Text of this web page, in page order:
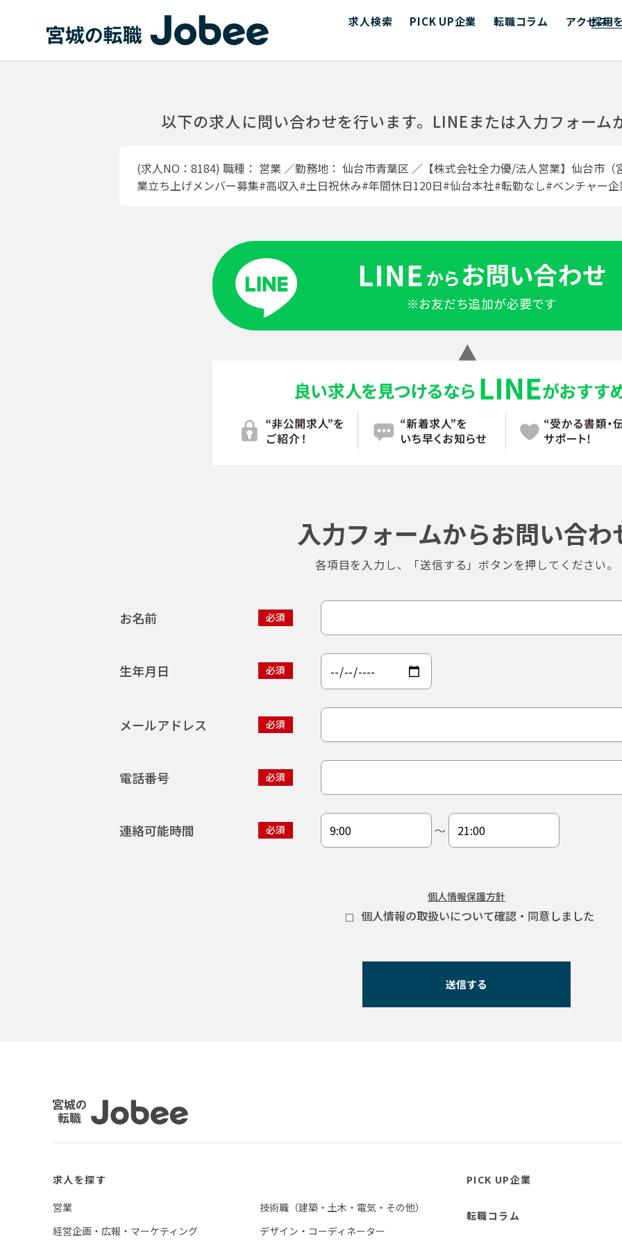
求人検索 PICK UP企業 転職コラム アクセス
採用
以下の求人に問い合わせを行います。 LINEまたは入力フォーム
(求人NO：8184) 職種： 営業 ／勤務地： 仙台市青葉区 ／【株式会社全力優/法人営業】仙台市
業立ち上げメンバー募集#高収入#土日祝休み#年間休日120日#仙台本社#転勤なし#ベンチャー
入力フォームからお問い合わ
各項目を入力し、「送信する」ボタンを押してください。
お名前 必須
生年月日 必須
メールアドレス 必須
電話番号 必須
連絡可能時間 必須 〜
個人情報保護方針
個人情報の取扱いについて確認・同意しました
求人を探す
営業
経営企画・広報・マーケティング
技術職（建築・土木・電気・その他）
デザイン・コーディネーター
PICK UP企業
転職コラム